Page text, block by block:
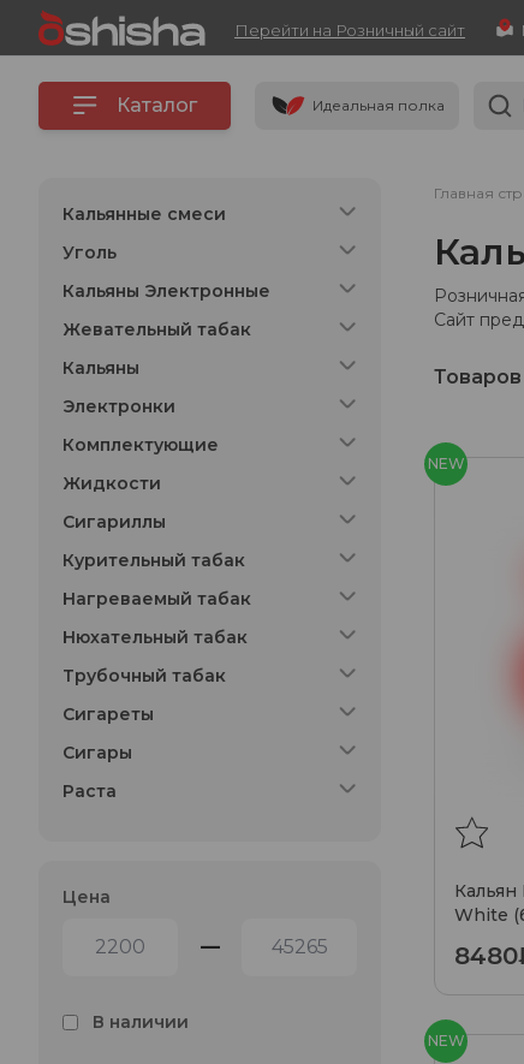
Перейти на Розничный сайт
Каталог Идеальная полка
Кальянные смеси
Уголь
Кальяны Электронные
Жевательный табак
Кальяны
Электронки
Комплектующие
Жидкости
Сигариллы
Курительный табак
Нагреваемый табак
Нюхательный табак
Трубочный табак
Сигареты
Сигары
Раста
Цена
—
В наличии
Главная
Сайт
Товаров
NEW
White
NEW